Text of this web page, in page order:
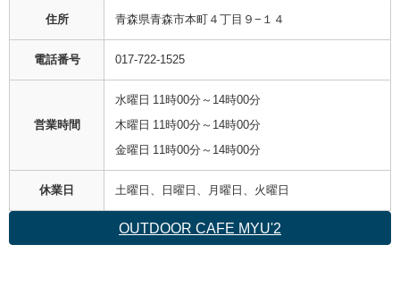
住所 青森県青森市本町４丁目９−１４
電話番号 017-722-1525
営業時間
水曜日 11時00分～14時00分
木曜日 11時00分～14時00分
金曜日 11時00分～14時00分
休業日 土曜日、日曜日、月曜日、火曜日
OUTDOOR CAFE MYU'2